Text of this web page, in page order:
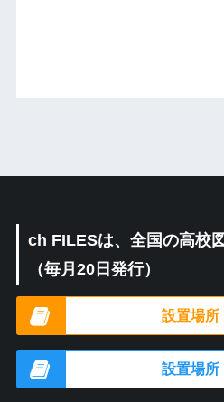
ch FILESは、全国の高校
（毎月20日発行）
設置場所
設置場所